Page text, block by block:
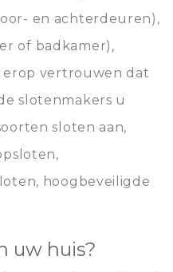
en achterdeuren),
of badkamer),
vertrouwen dat
slotenmakers u
sloten aan,
hoogbeveiligde
uw huis?